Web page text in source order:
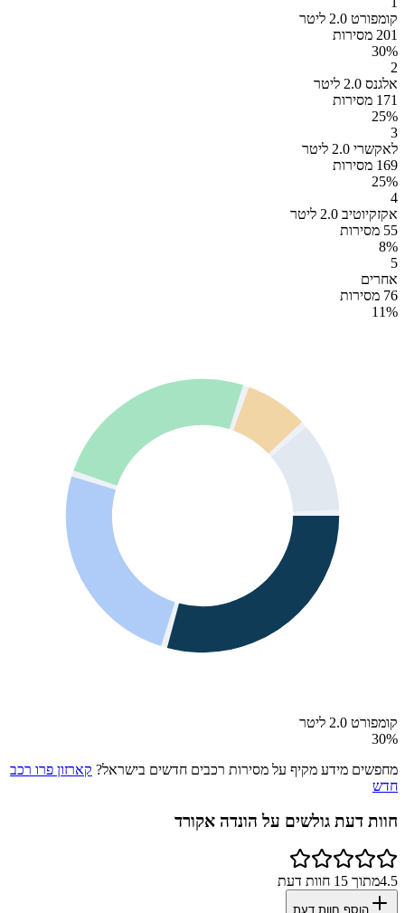
קומפורט 2.0 ליטר
201 מסירות
30%
2
אלגנס 2.0 ליטר
171 מסירות
25%
3
לאקשרי 2.0 ליטר
169 מסירות
25%
4
אקזקיוטיב 2.0 ליטר
55 מסירות
8%
5
אחרים
76 מסירות
11%
קומפורט 2.0 ליטר
30%
מחפשים מידע מקיף על מסירות רכבים חדשים בישראל? קארזון פרו רכב
חדש
חוות דעת גולשים על הונדה אקורד
4.5מתוך 15 חוות דעת
הוסף חוות דעת